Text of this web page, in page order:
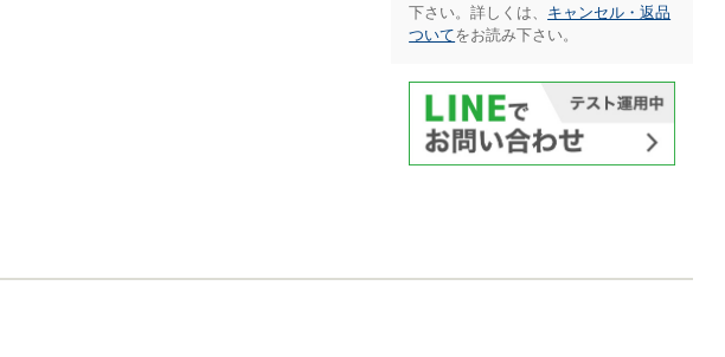
下さい。詳しくは、 キャンセル・返品
ついてをお読み下さい。​